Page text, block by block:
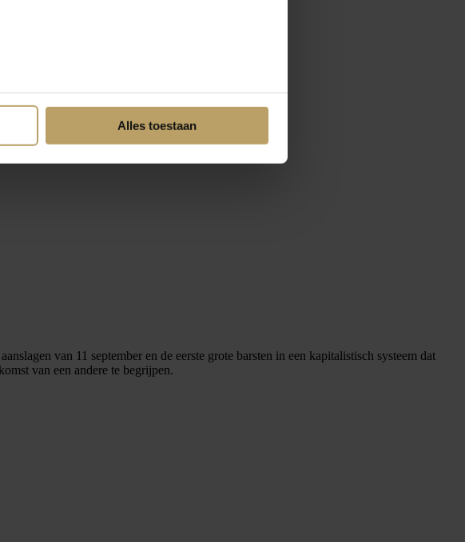
Alles toestaan
van 11 september en de eerste grote barsten in een kapitalistisch systeem dat
van een andere te begrijpen.